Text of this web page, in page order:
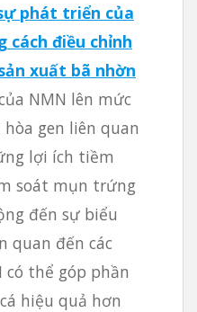
phát triển của
cách điều chỉnh
xuất bã nhờn
NMN lên mức
gen liên quan
lợi ích tiềm
soát mụn trứng
đến sự biểu
quan đến các
thể góp phần
hiệu quả hơn